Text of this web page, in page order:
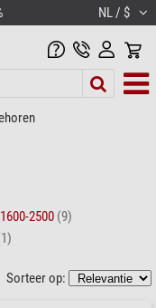
NL / $
2500 (9)
Sorteer op: